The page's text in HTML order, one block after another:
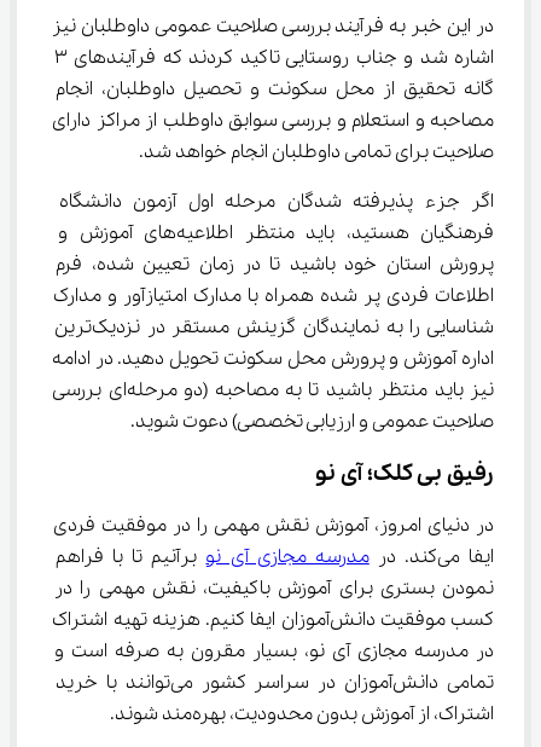
در این خبر به فرآیند بررسی صلاحیت عمومی داوطلبان نیز
گانه تحقیق از محل سکونت و تحصیل داوطلبان، انجام
مصاحبه و استعلام و بررسی سوابق داوطلب از مراکز دارای
صلاحیت برای تمامی داوطلبان انجام خواهد شد.
اگر جزء پذیرفته شدگان مرحله اول آزمون دانشگاه
فرهنگیان هستید، باید منتظر اطلاعیه‌های آموزش و
پرورش استان خود باشید تا در زمان تعیین شده، فرم
اطلاعات فردی پر شده همراه با مدارک امتیازآور و مدارک
شناسایی را به نمایندگان گزینش مستقر در نزدیک‌ترین
اداره آموزش و پرورش محل سکونت تحویل دهید. در ادامه
نیز باید منتظر باشید تا به مصاحبه (دو مرحله‌ای بررسی
صلاحیت عمومی و ارزیابی تخصصی) دعوت شوید.
رفیق بی کلک؛ آی نو
در دنیای امروز، آموزش نقش مهمی را در موفقیت فردی
ایفا می‌کند. در
مدرسه مجازی آی نو برآنیم تا با فراهم
نمودن بستری برای آموزش باکیفیت، نقش مهمی را در
کسب موفقیت دانش‌آموزان ایفا کنیم. هزینه تهیه اشتراک
در مدرسه مجازی آی نو، بسیار مقرون به صرفه است و
تمامی دانش‌آموزان در سراسر کشور می‌توانند با خرید
اشتراک، از آموزش بدون محدودیت، بهره‌مند شوند.